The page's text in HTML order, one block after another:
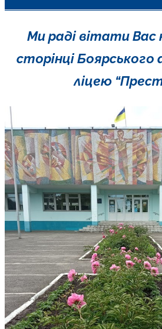
Ми раді вітати Вас
сторінці Боярського
ліцею